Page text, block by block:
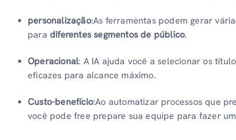
personalização:As ferramentas podem gerar
para diferentes segmentos de público.
Operacional: A IA ajuda você a selecionar os
eficazes para alcance máximo.
Custo-benefício:Ao automatizar processos que
você pode free prepare sua equipe para fazer